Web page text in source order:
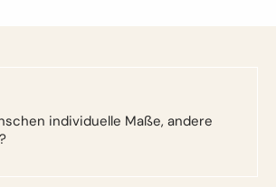
individuelle Maße, andere